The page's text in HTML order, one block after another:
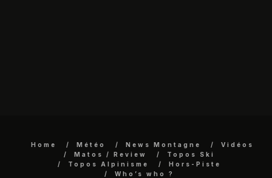
Home Météo News Montagne
Vidéos
Matos / Review
Topos Ski
Topos Alpinisme
Hors-Piste
Who’s who ?